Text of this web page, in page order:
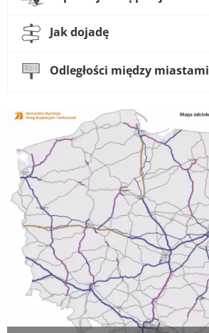
Jak dojadę
Odległości między miastami